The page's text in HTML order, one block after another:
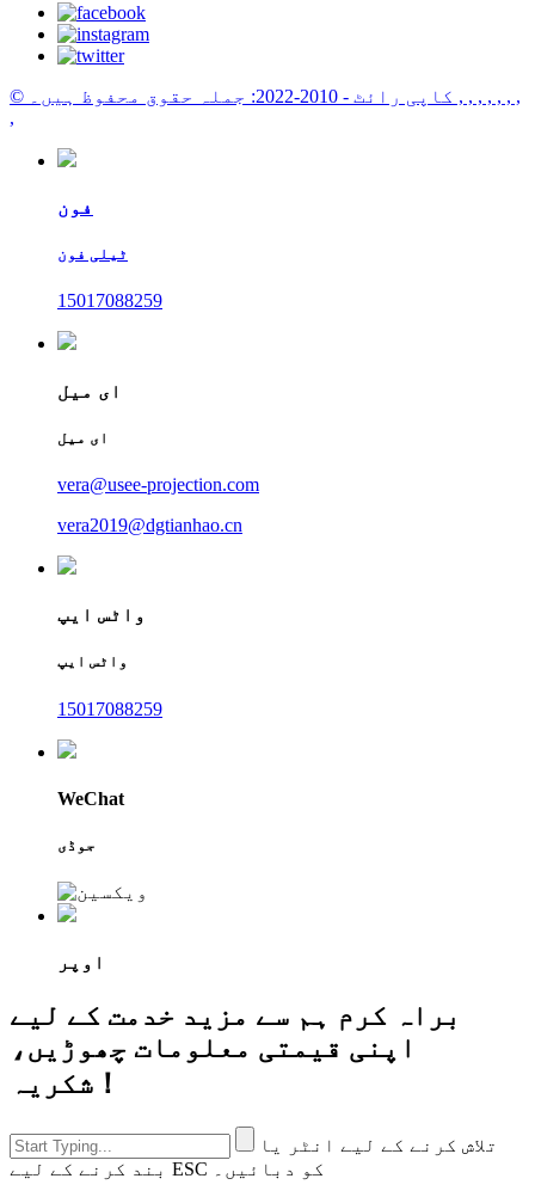
© کاپی رائٹ - 2010-2022: جملہ حقوق محفوظ ہیں۔ , , , , , , ,
,
فون
ٹیلی فون
15017088259
ای میل
ای میل
vera@usee-projection.com
vera2019@dgtianhao.cn
واٹس ایپ
واٹس ایپ
15017088259
WeChat
جوڈی
اوپر
براہ کرم ہم سے مزید خدمت کے لیے
اپنی قیمتی معلومات چھوڑیں،
شکریہ！
تلاش کرنے کے لیے انٹر یا
بند کرنے کے لیے ESC کو دبائیں۔